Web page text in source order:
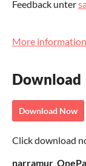
Feedback unter
More information
Download
Download Now
Click download